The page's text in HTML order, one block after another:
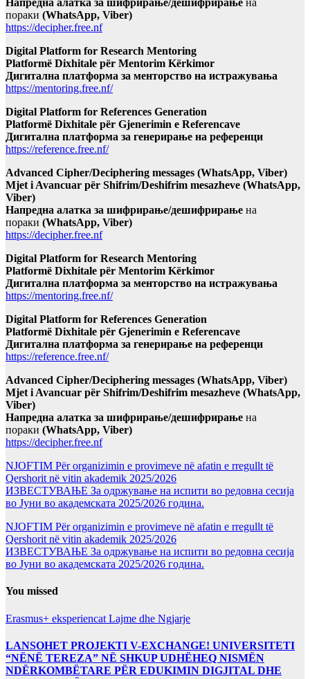
Напредна алатка за шифрирање/дешифрирање на
пораки (WhatsApp, Viber)
https://decipher.free.nf
Digital Platform for Research Mentoring
Platformë Dixhitale për Mentorim Kërkimor
Дигитална платформа за менторство на истражувања
https://mentoring.free.nf/
Digital Platform for References Generation
Platformë Dixhitale për Gjenerimin e Referencave
Дигитална платформа за генерирање на референци
https://reference.free.nf/
Advanced Cipher/Deciphering messages (WhatsApp, Viber)
Mjet i Avancuar për Shifrim/Deshifrim mesazheve (WhatsApp,
Viber)
Напредна алатка за шифрирање/дешифрирање на
пораки (WhatsApp, Viber)
https://decipher.free.nf
Digital Platform for Research Mentoring
Platformë Dixhitale për Mentorim Kërkimor
Дигитална платформа за менторство на истражувања
https://mentoring.free.nf/
Digital Platform for References Generation
Platformë Dixhitale për Gjenerimin e Referencave
Дигитална платформа за генерирање на референци
https://reference.free.nf/
Advanced Cipher/Deciphering messages (WhatsApp, Viber)
Mjet i Avancuar për Shifrim/Deshifrim mesazheve (WhatsApp,
Viber)
Напредна алатка за шифрирање/дешифрирање на
пораки (WhatsApp, Viber)
https://decipher.free.nf
NJOFTIM Për organizimin e provimeve në afatin e rregullt të
Qershorit në vitin akademik 2025/2026
ИЗВЕСТУВАЊЕ За одржување на испити во редовна сесија
во Јуни во академската 2025/2026 година.
NJOFTIM Për organizimin e provimeve në afatin e rregullt të
Qershorit në vitin akademik 2025/2026
ИЗВЕСТУВАЊЕ За одржување на испити во редовна сесија
во Јуни во академската 2025/2026 година.
You missed
Erasmus+ eksperiencat Lajme dhe Ngjarje
LANSOHET PROJEKTI V-EXCHANGE! UNIVERSITETI
“NËNË TEREZA” NË SHKUP UDHËHEQ NISMËN
NDËRKOMBËTARE PËR EDUKIMIN DIGJITAL DHE